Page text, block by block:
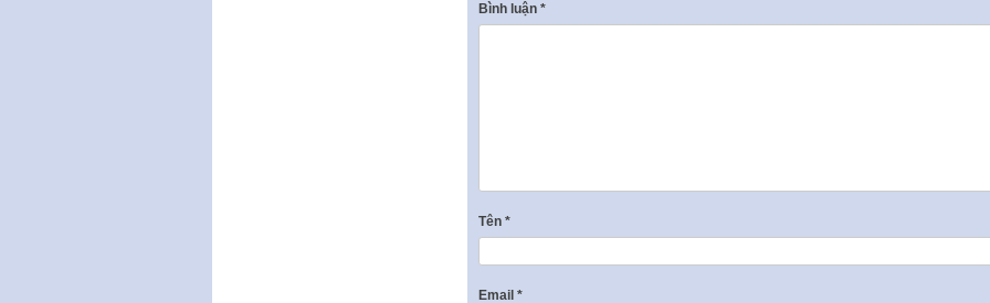
Bình luận *
Tên *
Email *